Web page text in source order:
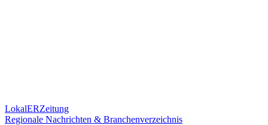
LokalERZeitung
Regionale Nachrichten & Branchenverzeichnis